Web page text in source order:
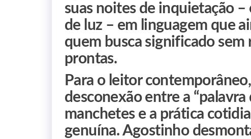
suas noites de inquietação –
de luz – em linguagem que
quem busca significado sem
prontas.
Para o leitor
desconexão entre a “palavra
manchetes e a prática
genuína. Agostinho